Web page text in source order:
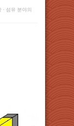
· 섬유 분야의